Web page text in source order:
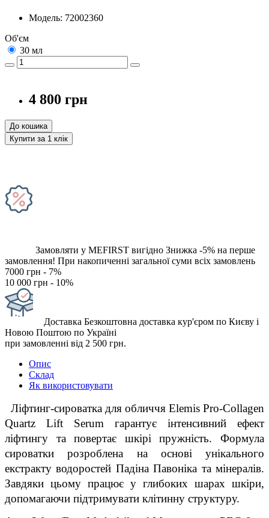
Модель: 72002360
Об'єм
30 мл
4 800 грн
До кошика
Купити за 1 клiк
Замовляти у MEFIRST вигідно Знижка -5% на перше
замовлення! При накопиченні загальної суми всіх замовлень
7000 грн - 7%
10 000 грн - 10%
Доставка Безкоштовна доставка кур'єром по Києву і
Новою Поштою по Україні
при замовленні від 2 500 грн.
Опис
Склад
Як використовувати
Quartz Lift Serum гарантує інтенсивний ефект
ліфтингу та повертає шкірі пружність. Формула
сироватки розроблена на основі унікального
екстракту водоростей Падіна Павоніка та мінералів.
Завдяки цьому працює у глибоких шарах шкіри,
допомагаючи підтримувати клітинну структуру.